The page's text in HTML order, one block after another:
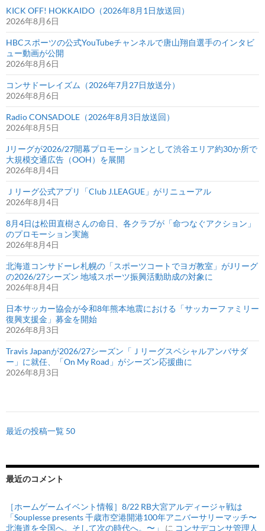
KICK OFF! HOKKAIDO（2026年8月1日放送回）
2026年8月6日
HBCスポーツの公式YouTubeチャンネルで唐山翔自選手のインタビ
ュー動画が公開
2026年8月6日
コンサドーレイズム（2026年7月27日放送分）
2026年8月6日
Radio CONSADOLE（2026年8月3日放送回）
2026年8月5日
Jリーグが2026/27開幕プロモーションとして渋谷エリア約30か所で
大規模交通広告（OOH）を展開
2026年8月4日
Ｊリーグ公式アプリ「Club J.LEAGUE」がリニューアル
2026年8月4日
8月4日は松田直樹さんの命日、各クラブが「命つなぐアクション」
のプロモーション実施
2026年8月4日
北海道コンサドーレ札幌の「スポーツコートでヨガ教室」がJリーグ
の2026/27シーズン 地域スポーツ振興活動助成の対象に
2026年8月4日
日本サッカー協会が令和8年熊本地震における「サッカーファミリー
復興支援金」募金を開始
2026年8月3日
Travis Japanが2026/27シーズン「Ｊリーグスペシャルアンバサダ
ー」に就任、「On My Road」がシーズン応援曲に
2026年8月3日
最近の投稿一覧 50
最近のコメント
［ホームゲームイベント情報］8/22 RB大宮アルディージャ戦は
「Souplesse presents 千歳市空港開港100年アニバーサリーマッチ〜
北海道を全国へ。そして次の時代へ。〜」
に コンサデコンサ管理人